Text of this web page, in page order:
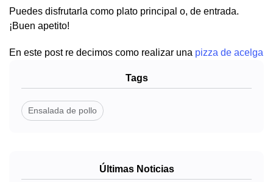
Puedes disfrutarla como plato principal o, de entrada.
¡Buen apetito!
En este post re decimos como realizar una pizza de acelga
Tags
Ensalada de pollo
Últimas Noticias